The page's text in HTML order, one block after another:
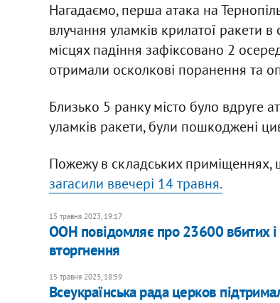
Нагадаємо, перша атака на
влучання уламків крилатої ракети
місцях падіння зафіксовано 2
отримали осколкові поранення та
Близько 5 ранку місто було вдруге
уламків ракети, були пошкоджені
Пожежу в складських приміщеннях,
загасили ввечері 14 травня.
15 травня 2023, 19:17
ООН повідомляє про 23600 вбитих і
вторгнення
15 травня 2023, 18:59
Всеукраїнська рада церков